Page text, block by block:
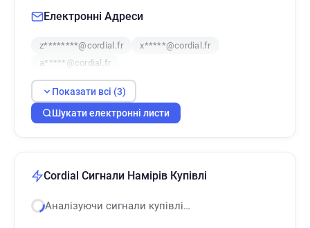
Електронні Адреси
z********@cordial.fr
x*****@cordial.fr
a*****@cordial.fr
Показати всі (3)
Шукати електронні листи
Cordial Сигнали Намірів Купівлі
Аналізуючи сигнали купівлі…